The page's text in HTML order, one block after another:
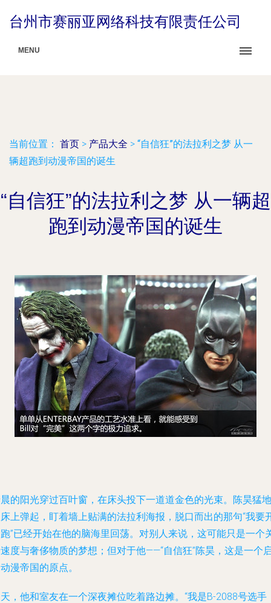
台州市赛丽亚网络科技有限责任公司
MENU
当前位置： 首页 > 产品大全 > “自信狂”的法拉利之梦 从一
辆超跑到动漫帝国的诞生
“自信狂”的法拉利之梦 从一辆超
跑到动漫帝国的诞生
的阳光穿过百叶窗，在床头投下一道道金色的光束。陈昊猛地
上弹起，盯着墙上贴满的法拉利海报，脱口而出的那句“我要
”已经开始在他的脑海里回荡。对别人来说，这可能只是一个
度与奢侈物质的梦想；但对于他——“自信狂”陈昊，这是一个
漫帝国的原点。
，他和室友在一个深夜摊位吃着路边摊。“我是B-2088号选手